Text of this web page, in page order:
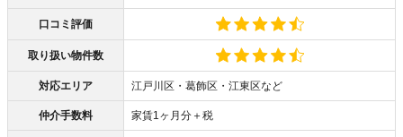
口コミ評価
取り扱い物件数
対応エリア 江戸川区・葛飾区・江東区など
仲介手数料 家賃1ヶ月分＋税